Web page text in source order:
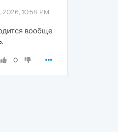
2026, 10:58 PM
вообще
0